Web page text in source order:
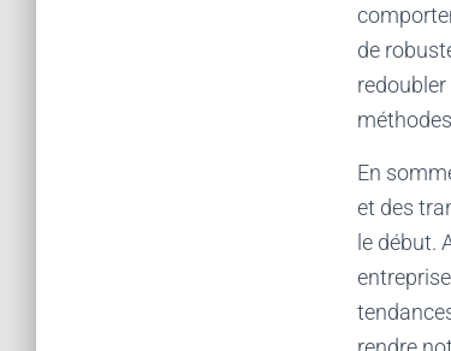
de
En
et des
le début.